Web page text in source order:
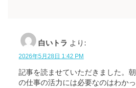
白いトラ より:
2026年5月28日 1:42 PM
記事を読ませていただきました。
の仕事の活力には必要なのはわか